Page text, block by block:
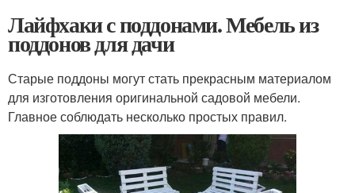
Лайфхаки с поддонами. Мебель из
поддонов для дачи
Старые поддоны могут стать прекрасным материалом
для изготовления оригинальной садовой мебели.
Главное соблюдать несколько простых правил.